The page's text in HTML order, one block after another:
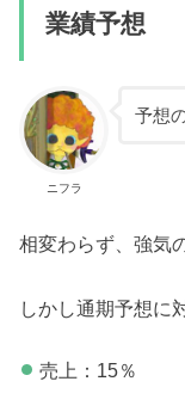
業績予想
ニフラ
予想
相変わらず、強気
しかし通期予想に
売上：15％